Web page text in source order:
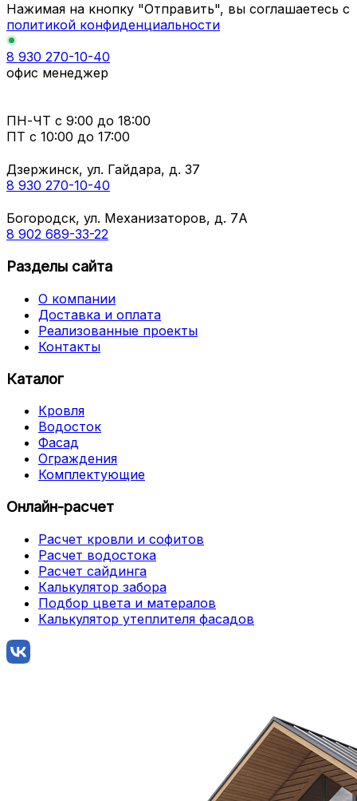
Нажимая на кнопку "Отправить", вы соглашаетесь с
политикой конфиденциальности
8 930 270-10-40
офис менеджер
ПН-ЧТ с 9:00 до 18:00
ПТ с 10:00 до 17:00
Дзержинск, ул. Гайдара, д. 37
8 930 270-10-40
Богородск, ул. Механизаторов, д. 7А
8 902 689-33-22
Разделы сайта
О компании
Доставка и оплата
Реализованные проекты
Контакты
Каталог
Кровля
Водосток
Фасад
Ограждения
Комплектующие
Онлайн-расчет
Расчет кровли и софитов
Расчет водостока
Расчет сайдинга
Калькулятор забора
Подбор цвета и матералов
Калькулятор утеплителя фасадов